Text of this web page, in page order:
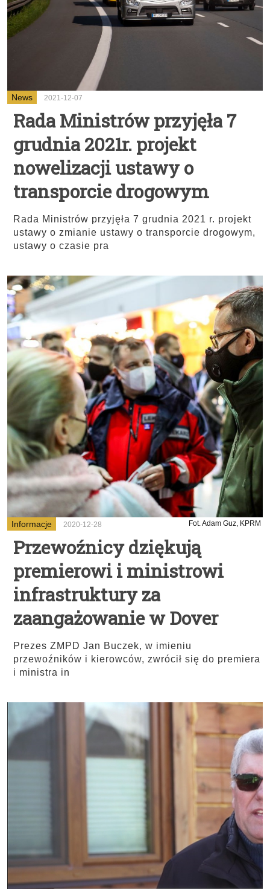
News 2021-12-07
Rada Ministrów przyjęła 7
grudnia 2021r. projekt
nowelizacji ustawy o
transporcie drogowym
Rada Ministrów przyjęła 7 grudnia 2021 r. projekt
ustawy o zmianie ustawy o transporcie drogowym,
ustawy o czasie pra
Informacje 2020-12-28 Fot. Adam Guz, KPRM
Przewoźnicy dziękują
premierowi i ministrowi
infrastruktury za
zaangażowanie w Dover
Prezes ZMPD Jan Buczek, w imieniu
przewoźników i kierowców, zwrócił się do premiera
i ministra in